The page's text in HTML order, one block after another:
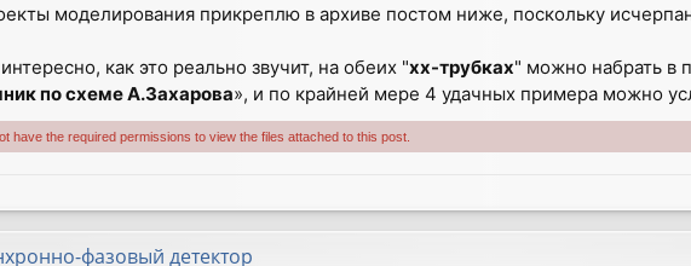
моделирования прикреплю в архиве постом ниже, поскольку
как это реально звучит, на обеих "хх-трубках" можно набрать в
по схеме А.Захарова», и по крайней мере 4 удачных примера можно
have the required permissions to view the files attached to this post.
фазовый детектор